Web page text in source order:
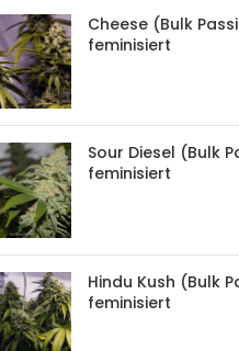
Cheese (Bulk
feminisiert
Sour Diesel (Bulk
feminisiert
Hindu Kush (Bulk
feminisiert